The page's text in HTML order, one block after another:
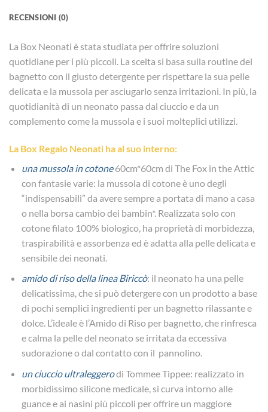
RECENSIONI (0)
La Box Neonati è stata studiata per offrire soluzioni
quotidiane per i più piccoli. La scelta si basa sulla routine del
bagnetto con il giusto detergente per rispettare la sua pelle
delicata e la mussola per asciugarlo senza irritazioni. In più, la
quotidianità di un neonato passa dal ciuccio e da un
complemento come la mussola e i suoi molteplici utilizzi.
La Box Regalo Neonati ha al suo interno:
una mussola in cotone60cm*60cm di The Fox in the Attic
con fantasie varie: la mussola di cotone è uno degli
“indispensabili” da avere sempre a portata di mano a casa
o nella borsa cambio dei bambin*. Realizzata solo con
cotone filato 100% biologico, ha proprietà di morbidezza,
traspirabilità e assorbenza ed è adatta alla pelle delicata e
sensibile dei neonati.
amido di riso della linea Biriccò: il neonato ha una pelle
delicatissima, che si può detergere con un prodotto a base
di pochi semplici ingredienti per un bagnetto rilassante e
dolce. L’ideale è l’Amido di Riso per bagnetto, che rinfresca
e calma la pelle del neonato se irritata da eccessiva
sudorazione o dal contatto con il pannolino.
un ciuccio ultraleggerodi Tommee Tippee: realizzato in
morbidissimo silicone medicale, si curva intorno alle
guance e ai nasini più piccoli per offrire un maggiore